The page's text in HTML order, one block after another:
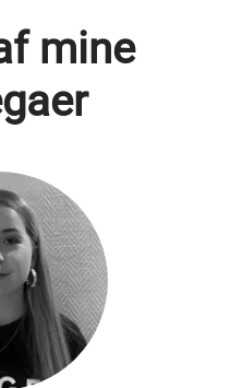
mine